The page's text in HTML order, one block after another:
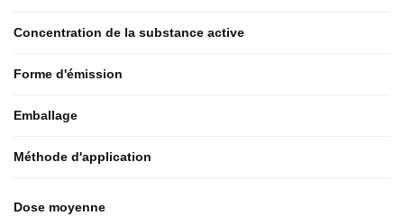
Concentration de la substance active
Forme d'émission
Emballage
Méthode d'application
Dose moyenne